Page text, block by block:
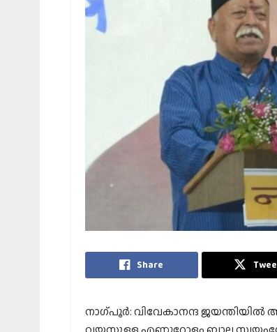
Share
നാഗ്പൂര്‍: വിവേകാനന്ദ